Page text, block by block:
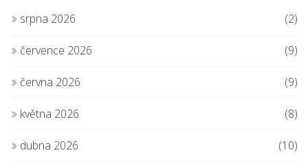
srpna 2026 (2)
července 2026 (9)
června 2026 (9)
května 2026 (8)
dubna 2026 (10)